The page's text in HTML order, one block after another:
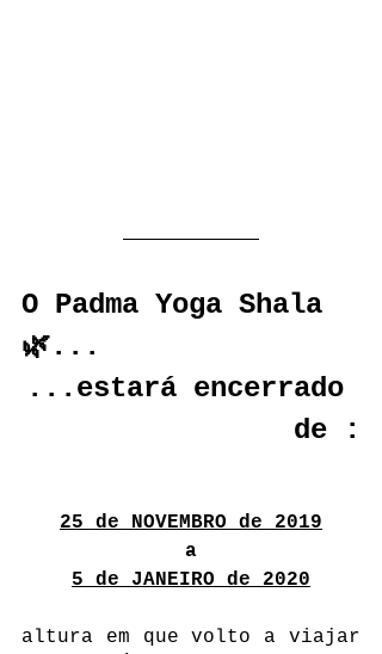
O Padma Yoga Shala
🌿...
...estará encerrado
de :
25 de NOVEMBRO de 2019
a
5 de JANEIRO de 2020
altura em que volto a viajar